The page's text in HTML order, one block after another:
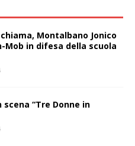
Montalbano Jonico
Mob in difesa della scuola
scena “Tre Donne in